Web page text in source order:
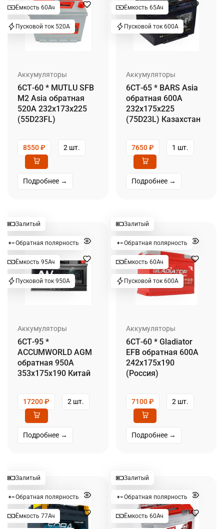
Ёмкость 60Ач
Пусковой ток 520А
Аккумуляторы
6СТ-60 * MUTLU SFB
M2 Asia обратная
520А 232x173x225
(55D23FL)
8550₽ 2 шт.
Подробнее →
Ёмкость 65Ач
Пусковой ток 600А
Аккумуляторы
6СТ-65 * BARS Asia
обратная 600А
232х175х225
(75D23L) Казахстан
7650₽ 1 шт.
Подробнее →
Залитый
Обратная полярность
Ёмкость 95Ач
Пусковой ток 950А
Аккумуляторы
6СТ-95 *
ACCUMWORLD AGM
обратная 950А
353x175x190 Китай
17200₽ 2 шт.
Подробнее →
Залитый
Обратная полярность
Ёмкость 60Ач
Пусковой ток 600А
Аккумуляторы
6СТ-60 * Gladiator
EFB обратная 600А
242x175x190
(Россия)
7100₽ 2 шт.
Подробнее →
Залитый
Обратная полярность
Ёмкость 77Ач
Залитый
Обратная полярность
Ёмкость 60Ач